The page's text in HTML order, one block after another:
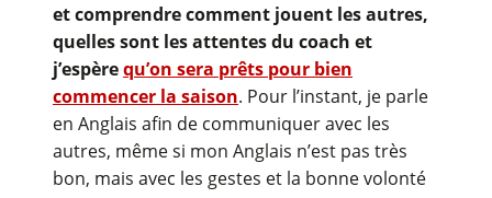
et comprendre comment jouent les autres,
quelles sont les attentes du coach et
j’espèrequ’on sera prêts pour bien
commencer la saison. Pour l’instant, je parle
en Anglais afin de communiquer avec les
autres, même si mon Anglais n’est pas très
bon, mais avec les gestes et la bonne volonté